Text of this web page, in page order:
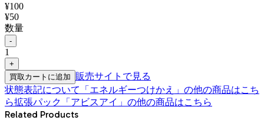
¥100
¥50
数量
-
1
+
買取カートに追加
販売サイトで見る
状態表記について
「 エネルギーつけかえ 」の他の商品はこち
ら拡張パック「アビスアイ」 の他の商品はこちら
Related Products